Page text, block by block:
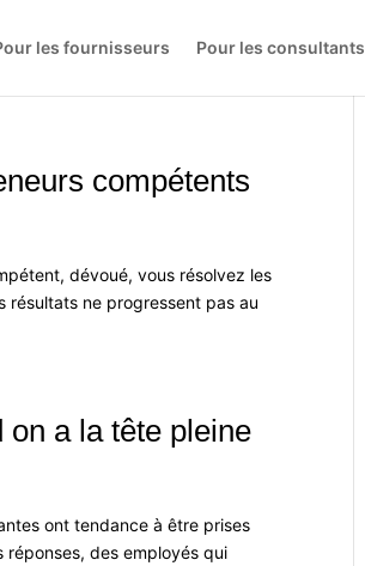
les fournisseurs Pour les consultants
compétents
dévoué, vous résolvez les
résultats ne progressent pas au
a la tête pleine
ont tendance à être prises
réponses, des employés qui